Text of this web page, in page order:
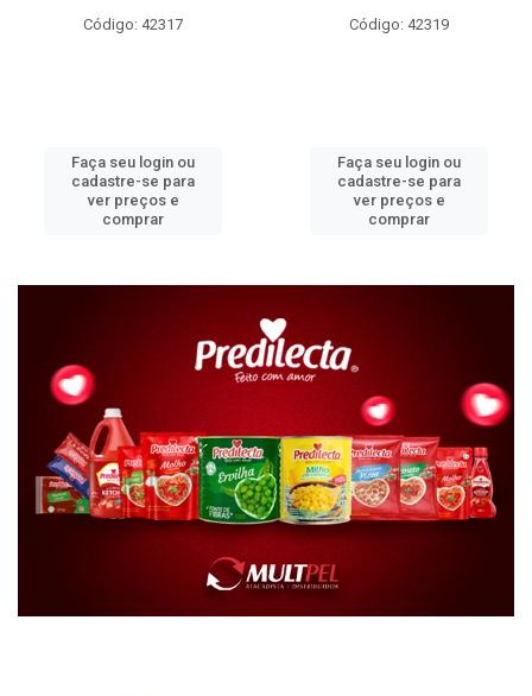
Código: 42317
Faça seu login ou
cadastre-se para
ver preços e
comprar
Código: 42319
Faça seu login ou
cadastre-se para
ver preços e
comprar